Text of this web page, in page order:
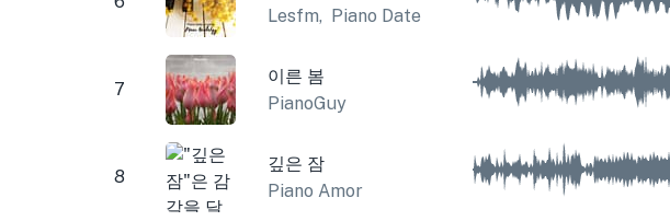
Lesfm, Piano Date
7
이른 봄
PianoGuy
8
깊은 잠
Piano Amor